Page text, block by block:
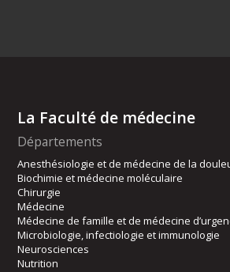
La Faculté de médecine
Départements
Anesthésiologie et de médecine de la
Biochimie et médecine moléculaire
Chirurgie
Médecine
Médecine de famille et de médecine
Microbiologie, infectiologie et immunologie
Neurosciences
Nutrition